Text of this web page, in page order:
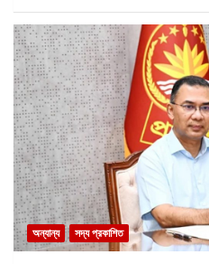
অন্যান্য সদ্য প্রকাশিত